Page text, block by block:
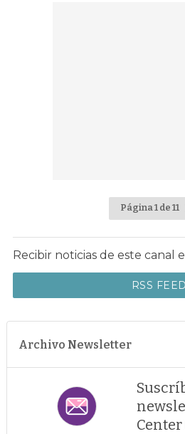
Página 1 de 11
Recibir noticias de este canal
RSS FEED
Archivo Newsletter